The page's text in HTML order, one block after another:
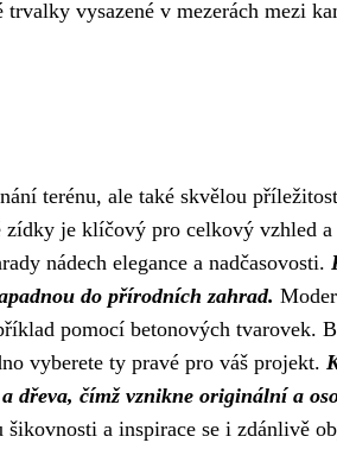
vysazené v mezerách mezi
terénu, ale také skvělou
zídky je klíčový pro celkový vzhled a
nádech elegance a nadčasovosti.
do přírodních zahrad.
pomocí betonových tvarovek.
vyberete ty pravé pro váš projekt.
dřeva, čímž vznikne originální a
a inspirace se i zdánlivě